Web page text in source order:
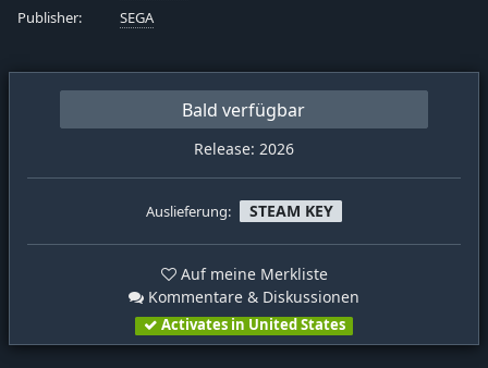
Publisher:
SEGA
Bald verfügbar
Release: 2026
Auslieferung: STEAM KEY
Auf meine Merkliste
Kommentare & Diskussionen
Activates in United States